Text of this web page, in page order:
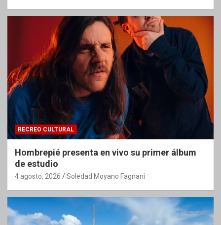
RECREO CULTURAL
Hombrepié presenta en vivo su primer álbum
de estudio
4 agosto, 2026 Soledad Moyano Fagnani